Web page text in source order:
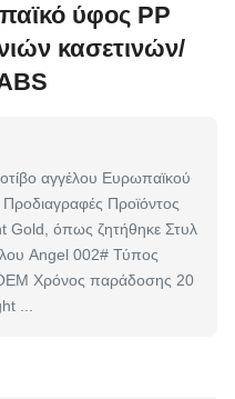
ύφος PP
κασετινών/
αγγέλου Ευρωπαϊκού
Προϊόντος
Gold, όπως ζητήθηκε Στυλ
Angel 002# Τύπος
Χρόνος παράδοσης 20
...